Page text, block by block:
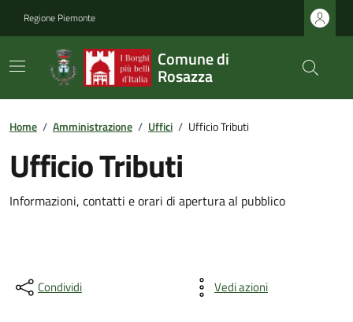
Regione Piemonte
Comune di
Rosazza
Home / Amministrazione / Uffici / Ufficio Tributi
Ufficio Tributi
Informazioni, contatti e orari di apertura al pubblico
Condividi Vedi azioni